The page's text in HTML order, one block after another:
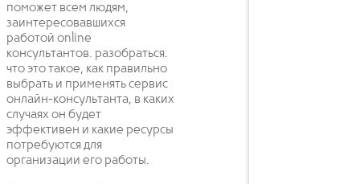
поможет всем людям,
заинтересовавшихся
работой online
консультантов. разобраться.
что это такое, как правильно
выбрать и применять сервис
онлайн-консультанта, в каких
случаях он будет
эффективен и какие ресурсы
потребуются для
организации его работы.